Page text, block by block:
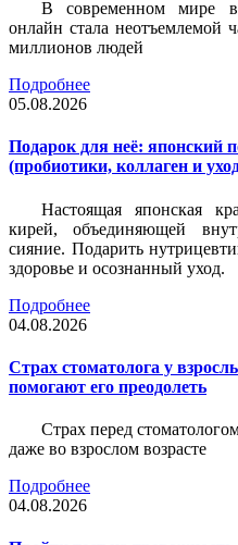
В современном мире
онлайн стала неотъемлемой
миллионов людей
Подробнее
05.08.2026
Подарок для неё: японский
(пробиотики, коллаген и
Настоящая японская
кирей, объединяющей
сияние. Подарить
здоровье и осознанный уход.
Подробнее
04.08.2026
Страх стоматолога у
помогают его преодолеть
Страх перед
даже во взрослом возрасте
Подробнее
04.08.2026